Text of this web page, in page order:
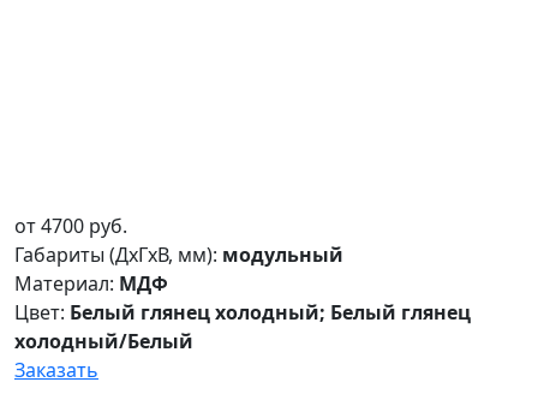
от4700 руб.
Габариты (ДxГxВ, мм): модульный
Материал: МДФ
Цвет: Белый глянец холодный; Белый глянец
холодный/Белый
Заказать